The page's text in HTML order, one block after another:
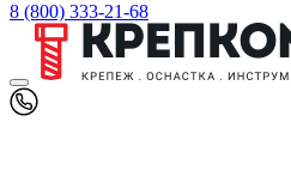
8 (800) 333-21-68